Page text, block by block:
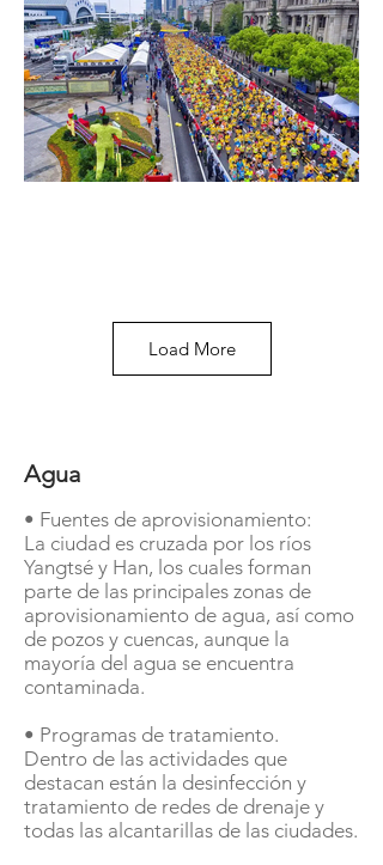
Load More
Agua
• Fuentes de aprovisionamiento:
La ciudad es cruzada por los ríos
Yangtsé y Han, los cuales forman
parte de las principales zonas de
aprovisionamiento de agua, así como
de pozos y cuencas, aunque la
mayoría del agua se encuentra
contaminada.
• Programas de tratamiento.
Dentro de las actividades que
destacan están la desinfección y
tratamiento de redes de drenaje y
todas las alcantarillas de las ciudades.